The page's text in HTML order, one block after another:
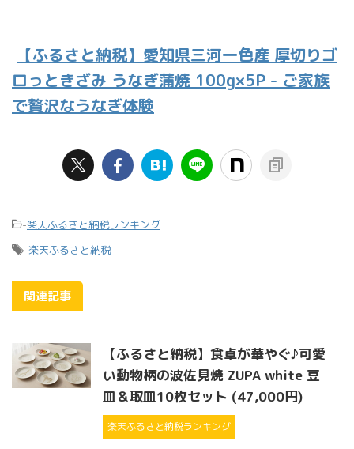
【ふるさと納税】愛知県三河一色産 厚切りゴ
ロっときざみ うなぎ蒲焼 100g×5P - ご家族
で贅沢なうなぎ体験
-楽天ふるさと納税ランキング
-楽天ふるさと納税
関連記事
【ふるさと納税】食卓が華やぐ♪可愛
い動物柄の波佐見焼 ZUPA white 豆
皿＆取皿10枚セット (47,000円)
楽天ふるさと納税ランキング